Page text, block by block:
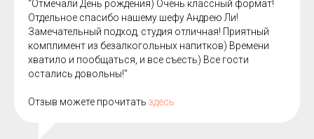
"Отмечали День рождения) Очень классный формат!
Отдельное спасибо нашему шефу Андрею Ли!
Замечательный подход, студия отличная! Приятный
комплимент из безалкогольных напитков) Времени
хватило и пообщаться, и все съесть) Все гости
остались довольны!"
Отзыв можете прочитать здесь